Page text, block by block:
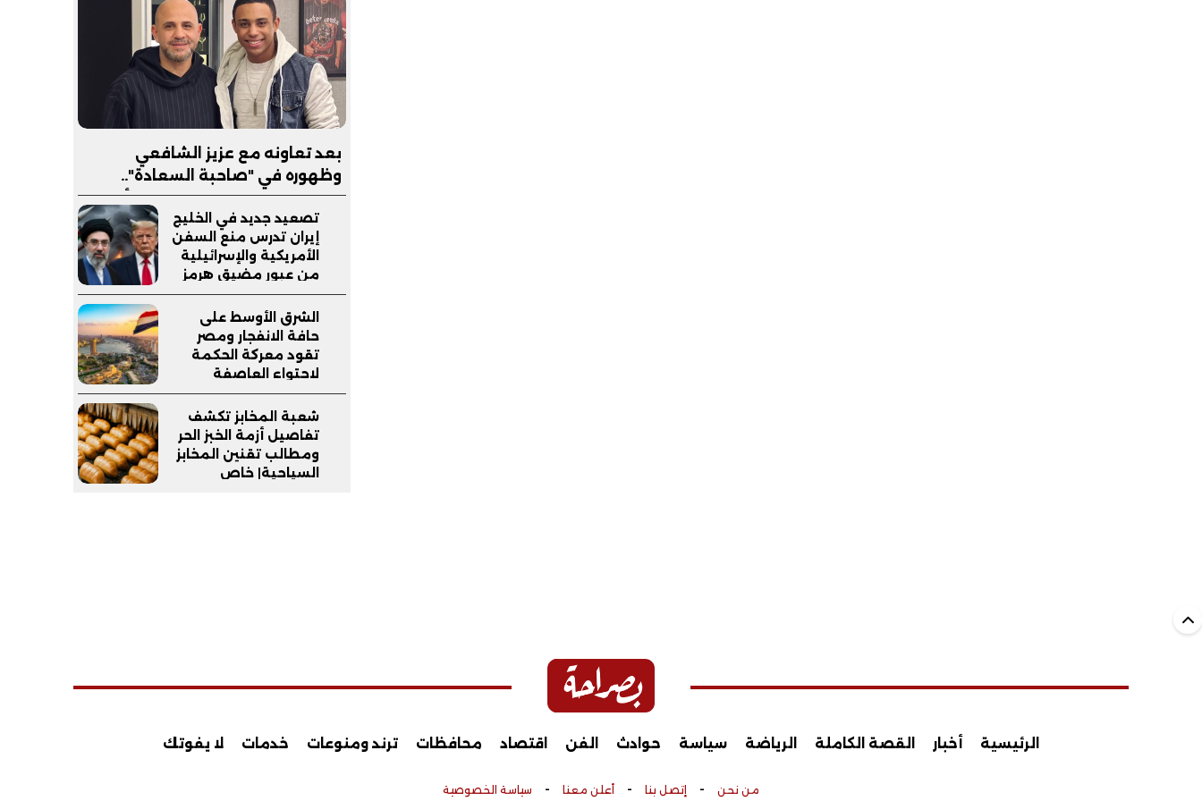
بعد تعاونه مع عزيز الشافعي
وظهوره في "صاحبة السعادة"..
إبراهيم صبري يستعد لإطلاق ألبوم
"كلام"
تصعيد جديد في الخليج
إيران تدرس منع السفن
الأمريكية والإسرائيلية
من عبور مضيق هرمز
وترامب يدعم وزير
دفاعه
الشرق الأوسط على
حافة الانفجار ومصر
تقود معركة الحكمة
لاحتواء العاصفة
شعبة المخابز تكشف
تفاصيل أزمة الخبز الحر
ومطالب تقنين المخابز
السياحية| خاص
الرئيسية أخبار القصة الكاملة الرياضة سياسة حوادث الفن اقتصاد محافظات ترند ومنوعات خدمات لا يفوتك
من نحن - إتصل بنا - أعلن معنا - سياسة الخصوصية